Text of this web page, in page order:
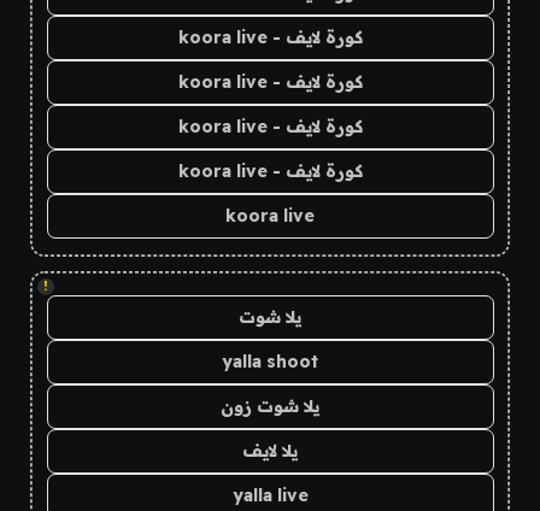
كورة لايف - koora live
كورة لايف - koora live
كورة لايف - koora live
كورة لايف - koora live
koora live
!
يلا شوت
yalla shoot
يلا شوت زون
يلا لايف
yalla live